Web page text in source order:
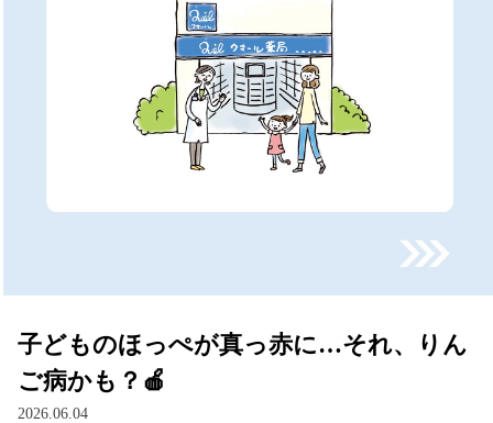
子どものほっぺが真っ赤に…それ、りん
ご病かも？🍎
2026.06.04